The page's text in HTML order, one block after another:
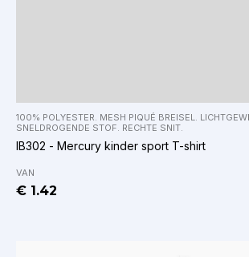
100% POLYESTER. MESH PIQUÉ BREISEL.
SNELDROGENDE STOF. RECHTE SNIT.
IB302 - Mercury kinder sport T-shirt
VAN
€ 1.42